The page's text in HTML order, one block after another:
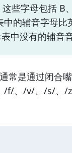
些字母包括 B、
中的辅音字母
中没有的辅音音
常是通过闭合
/f/、/v/、/s/、